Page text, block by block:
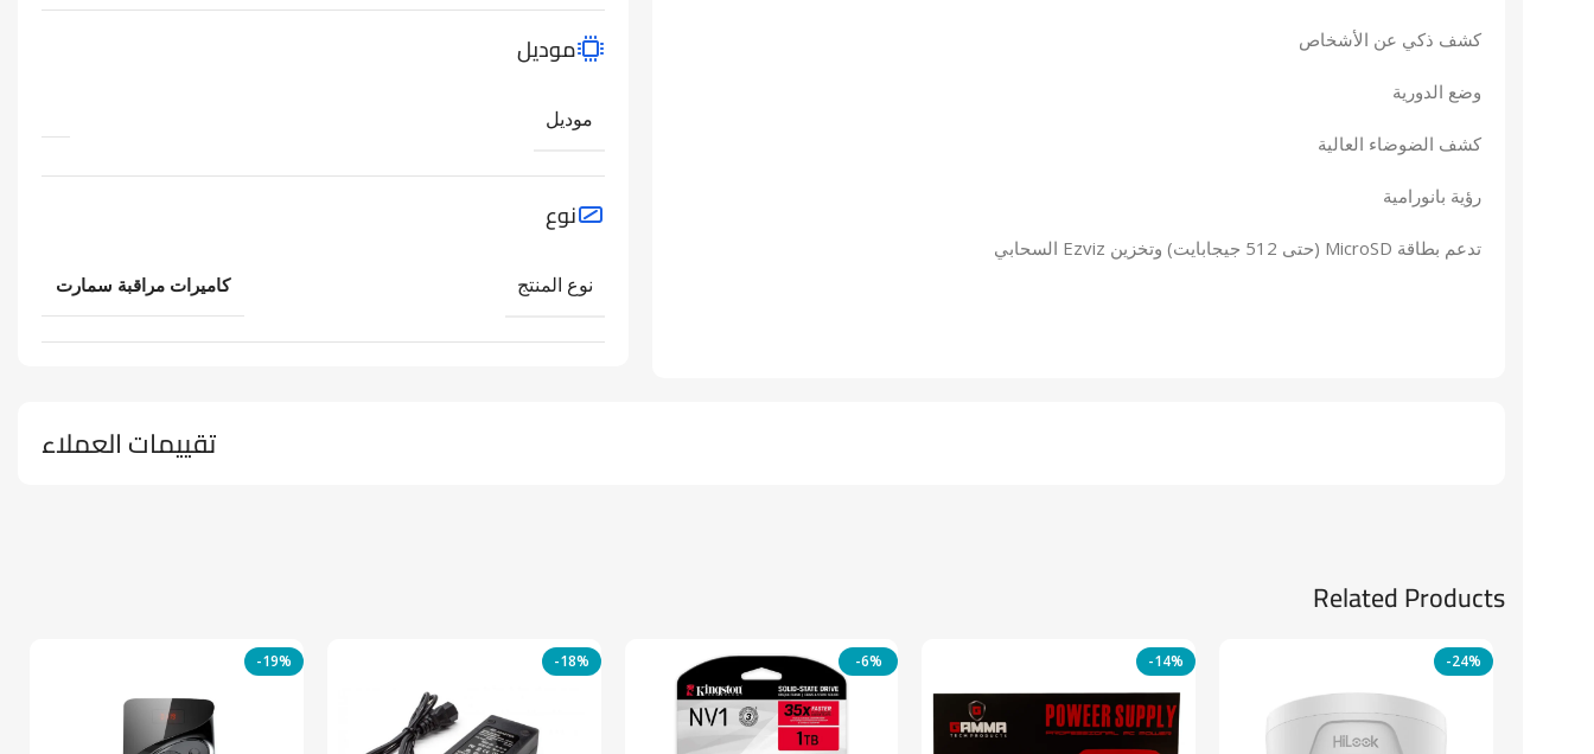
كشف ذكي عن الأشخاص
وضع الدورية
كشف الضوضاء العالية
رؤية بانورامية
تدعم بطاقة MicroSD (حتى 512 جيجابايت) وتخزين Ezviz السحابي
موديل
موديل
نوع
نوع المنتج كاميرات مراقبة سمارت
تقييمات العملاء
Related Products
-24%
-14%
-6%
-18%
-19%